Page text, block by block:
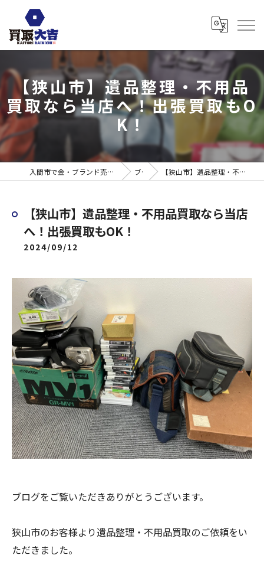
【狭山市】遺品整理・不用品
買取なら当店へ！出張買取もO
K！
入間市で金・ブランド売るなら買取大吉 ウエスタ武蔵藤沢店 ブログ 【狭山市】遺品整理・不用品買取なら当店へ！出張買取もOK！
【狭山市】遺品整理・不用品買取なら当店
へ！出張買取もOK！
2024/09/12
ブログをご覧いただきありがとうございます。
狭山市のお客様より遺品整理・不用品買取のご依頼をい
ただきました。